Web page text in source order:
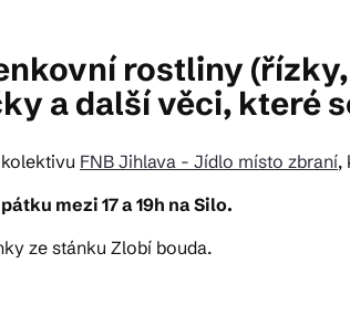
rostliny
a další věci, které
FNB Jihlava - Jídlo místo zbraní,
mezi 17 a 19h na Silo.
ze stánku Zlobí bouda.